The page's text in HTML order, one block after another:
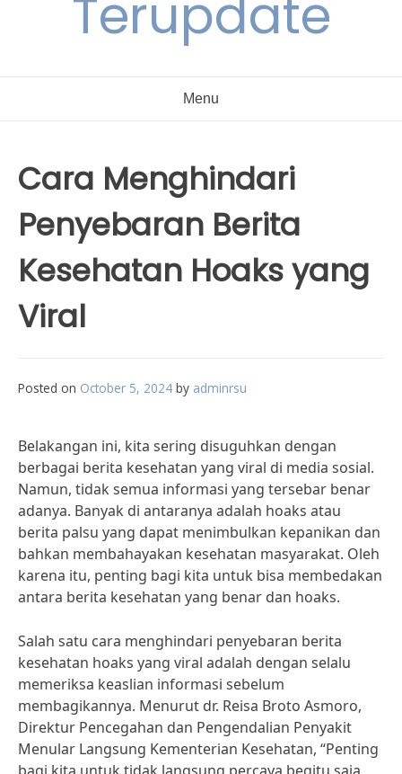
Terupdate
Menu
Cara Menghindari
Penyebaran Berita
Kesehatan Hoaks yang
Viral
Posted on October 5, 2024 by adminrsu
Belakangan ini, kita sering disuguhkan dengan
berbagai berita kesehatan yang viral di media sosial.
Namun, tidak semua informasi yang tersebar benar
adanya. Banyak di antaranya adalah hoaks atau
berita palsu yang dapat menimbulkan kepanikan dan
bahkan membahayakan kesehatan masyarakat. Oleh
karena itu, penting bagi kita untuk bisa membedakan
antara berita kesehatan yang benar dan hoaks.
Salah satu cara menghindari penyebaran berita
kesehatan hoaks yang viral adalah dengan selalu
memeriksa keaslian informasi sebelum
membagikannya. Menurut dr. Reisa Broto Asmoro,
Direktur Pencegahan dan Pengendalian Penyakit
Menular Langsung Kementerian Kesehatan, “Penting